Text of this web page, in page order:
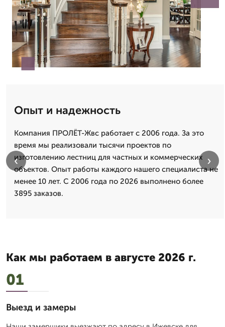
Опыт и надежность
Компания ПРОЛЁТ-Жвс работает с 2006 года. За это
время мы реализовали тысячи проектов по
изготовлению лестниц для частных и коммерческих
объектов. Опыт работы каждого нашего специалиста не
менее 10 лет. С 2006 года по 2026 выполнено более
3895 заказов.
‹ ›
Как мы работаем в августе 2026 г.
01
Выезд и замеры